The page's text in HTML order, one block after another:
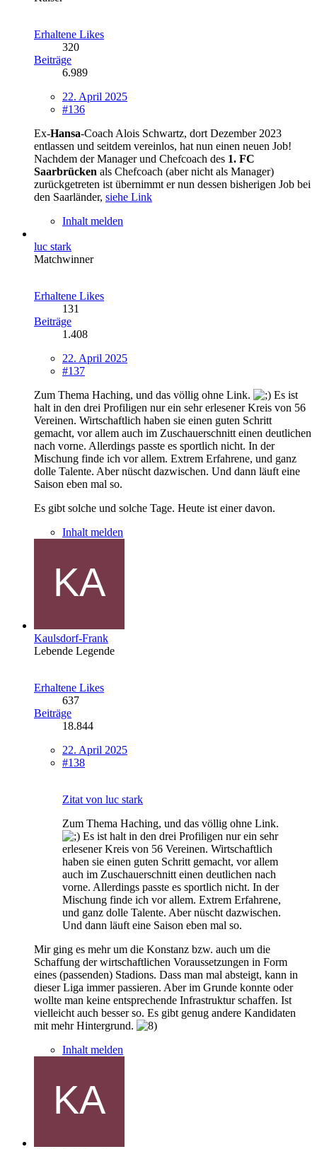
Erhaltene Likes
320
Beiträge
6.989
22. April 2025
#136
Ex-Hansa-Coach Alois Schwartz, dort Dezember 2023
entlassen und seitdem vereinlos, hat nun einen neuen Job!
Nachdem der Manager und Chefcoach des 1. FC
Saarbrücken als Chefcoach (aber nicht als Manager)
zurückgetreten ist übernimmt er nun dessen bisherigen Job bei
den Saarländer, siehe Link
Inhalt melden
luc stark
Matchwinner
Erhaltene Likes
131
Beiträge
1.408
22. April 2025
#137
Zum Thema Haching, und das völlig ohne Link.
Es ist
halt in den drei Profiligen nur ein sehr erlesener Kreis von 56
Vereinen. Wirtschaftlich haben sie einen guten Schritt
gemacht, vor allem auch im Zuschauerschnitt einen deutlichen
nach vorne. Allerdings passte es sportlich nicht. In der
Mischung finde ich vor allem. Extrem Erfahrene, und ganz
dolle Talente. Aber nüscht dazwischen. Und dann läuft eine
Saison eben mal so.
Es gibt solche und solche Tage. Heute ist einer davon.
Inhalt melden
Kaulsdorf-Frank
Lebende Legende
Erhaltene Likes
637
Beiträge
18.844
22. April 2025
#138
Zitat von luc stark
Zum Thema Haching, und das völlig ohne Link.
Es ist halt in den drei Profiligen nur ein sehr
erlesener Kreis von 56 Vereinen. Wirtschaftlich
haben sie einen guten Schritt gemacht, vor allem
auch im Zuschauerschnitt einen deutlichen nach
vorne. Allerdings passte es sportlich nicht. In der
Mischung finde ich vor allem. Extrem Erfahrene,
und ganz dolle Talente. Aber nüscht dazwischen.
Und dann läuft eine Saison eben mal so.
Mir ging es mehr um die Konstanz bzw. auch um die
Schaffung der wirtschaftlichen Voraussetzungen in Form
eines (passenden) Stadions. Dass man mal absteigt, kann in
dieser Liga immer passieren. Aber im Grunde konnte oder
wollte man keine entsprechende Infrastruktur schaffen. Ist
vielleicht auch besser so. Es gibt genug andere Kandidaten
mit mehr Hintergrund.
Inhalt melden